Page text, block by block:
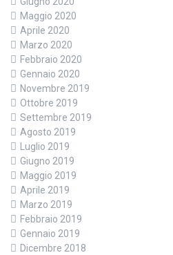
Maggio 2020
Aprile 2020
Marzo 2020
Febbraio 2020
Gennaio 2020
Novembre 2019
Ottobre 2019
Settembre 2019
Agosto 2019
Luglio 2019
Giugno 2019
Maggio 2019
Aprile 2019
Marzo 2019
Febbraio 2019
Gennaio 2019
Dicembre 2018